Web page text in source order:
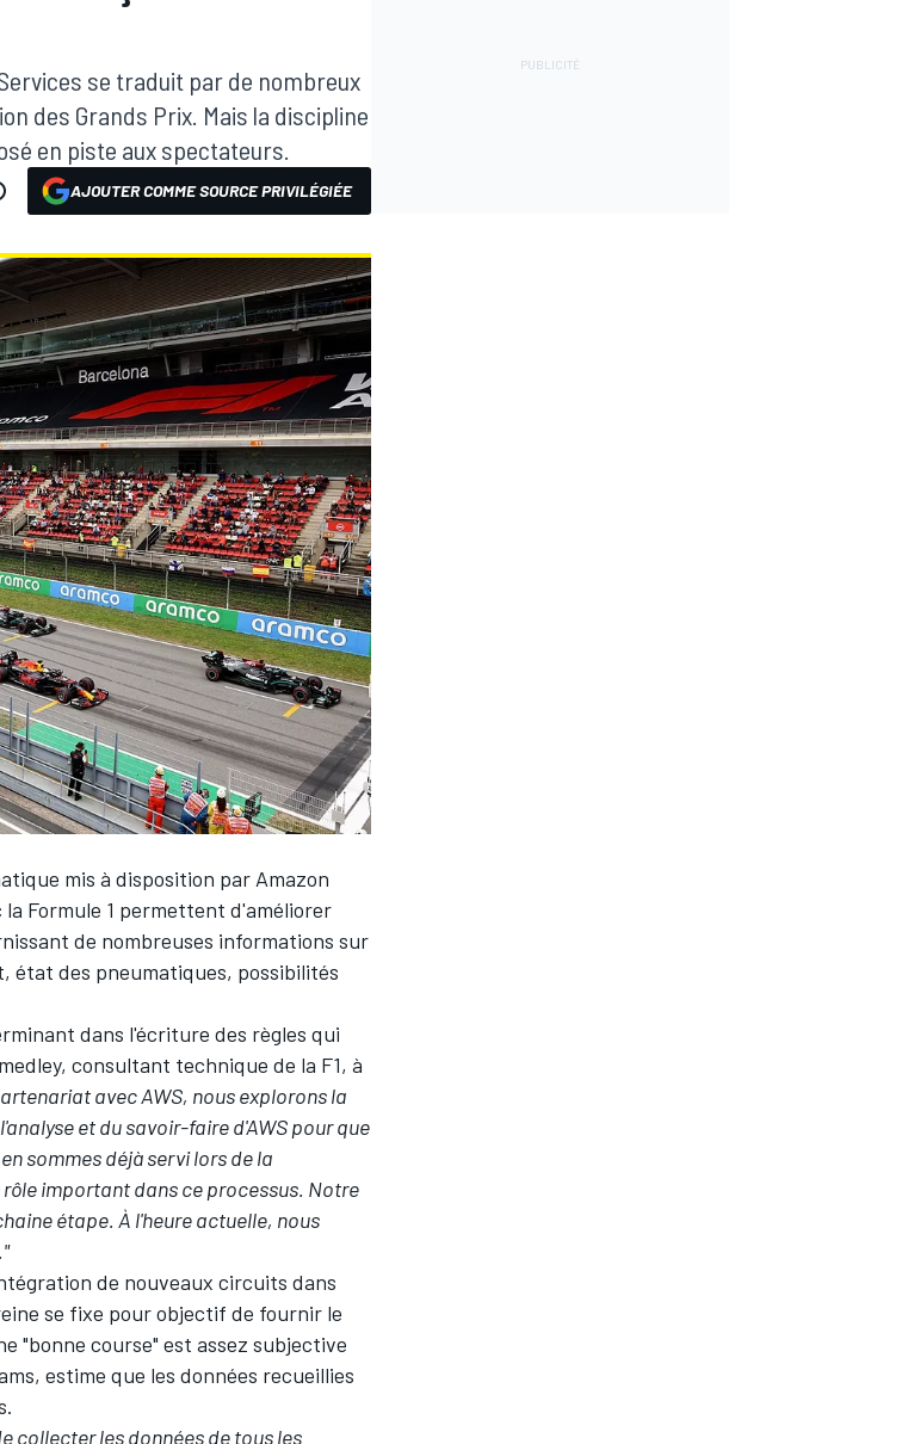
se traduit par de nombreux
des Grands Prix. Mais la discipline
en piste aux spectateurs.
AJOUTER COMME SOURCE PRIVILÉGIÉE
mis à disposition par Amazon
Formule 1 permettent d'améliorer
de nombreuses informations sur
état des pneumatiques, possibilités
dans l'écriture des règles qui
consultant technique de la F1, à
avec AWS, nous explorons la
et du savoir-faire d'AWS pour que
sommes déjà servi lors de la
rôle important dans ce processus. Notre
étape. À l'heure actuelle, nous
de nouveaux circuits dans
se fixe pour objectif de fournir le
"bonne course" est assez subjective
estime que les données recueillies
collecter les données de tous les